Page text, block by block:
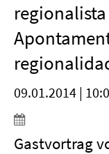
09.01.2014 |
Gastvortrag